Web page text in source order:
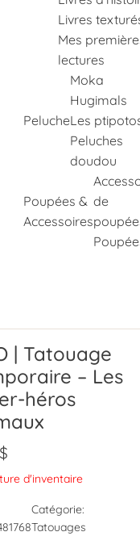
Livres
Mes
lectures
Peluche
Moka
Hugimals
Les
Peluches
doudou
Poupées &
Accessoires
de
| Tatouage
– Les
héros
$
d'inventaire
Catégorie:
Tatouages